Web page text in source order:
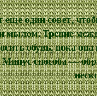
один совет,
мылом. Трение
обувь, пока
способа —